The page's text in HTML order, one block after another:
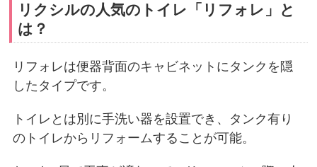
リクシルの人気のトイレ「リフォレ」と
は？
リフォレは便器背面のキャビネットにタンクを隠
したタイプです。
トイレとは別に手洗い器を設置でき、タンク有り
のトイレからリフォームすることが可能。